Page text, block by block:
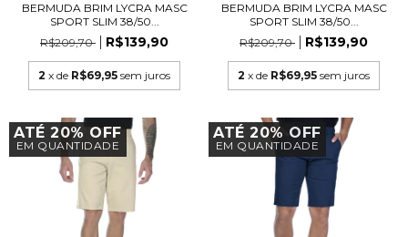
BERMUDA BRIM LYCRA MASC
SPORT SLIM 38/50...
R$209,70
R$139,90
2 x de R$69,95 sem juros
BERMUDA BRIM LYCRA MASC
SPORT SLIM 38/50...
R$209,70
R$139,90
2 x de R$69,95 sem juros
ATÉ 20% OFF
EM QUANTIDADE
ATÉ 20% OFF
EM QUANTIDADE